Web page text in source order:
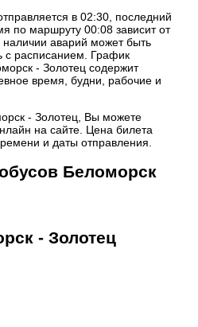
в 02:30, последний
по маршруту 00:08 зависит от
аварий может быть
с расписанием. График
- Золотец содержит
время, будни, рабочие и
- Золотец, Вы можете
на сайте. Цена билета
и даты отправления.
Беломорск
- Золотец